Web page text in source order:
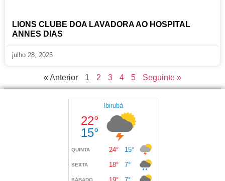
LIONS CLUBE DOA LAVADORA AO HOSPITAL
ANNES DIAS
julho 28, 2026
« Anterior 1 2 3 4 5 Seguinte »